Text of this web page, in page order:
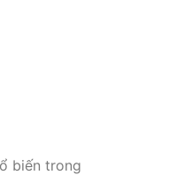
biến trong